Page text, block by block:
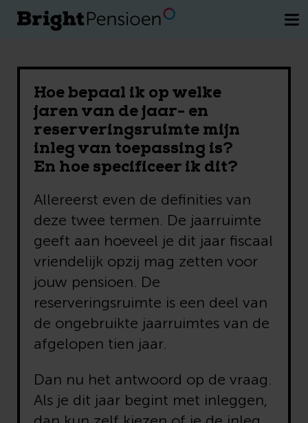
Wil je een kosteloos gesprek met een
van onze pensioenexperts.
Hoe bepaal ik op welke
jaren van de jaar- en
reserveringsruimte mijn
inleg van toepassing is?
En hoe specificeer ik dit?
Allereerst even de definities van
deze twee termen. De jaarruimte
geeft aan hoeveel je dit jaar fiscaal
vriendelijk opzij mag zetten voor
jouw pensioen. De
reserveringsruimte is een deel van
de ongebruikte jaarruimtes van de
afgelopen tien jaar.
Dan nu het antwoord op de vraag.
Als je dit jaar begint met inleggen,